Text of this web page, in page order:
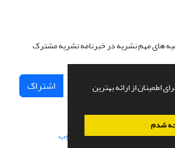
اطمینان از ارائه بهترین
شدم
های مهم نشریه در خبرنامه نشریه مشترک
اشتراک
طراحی و پیاده سازی از سیناوب